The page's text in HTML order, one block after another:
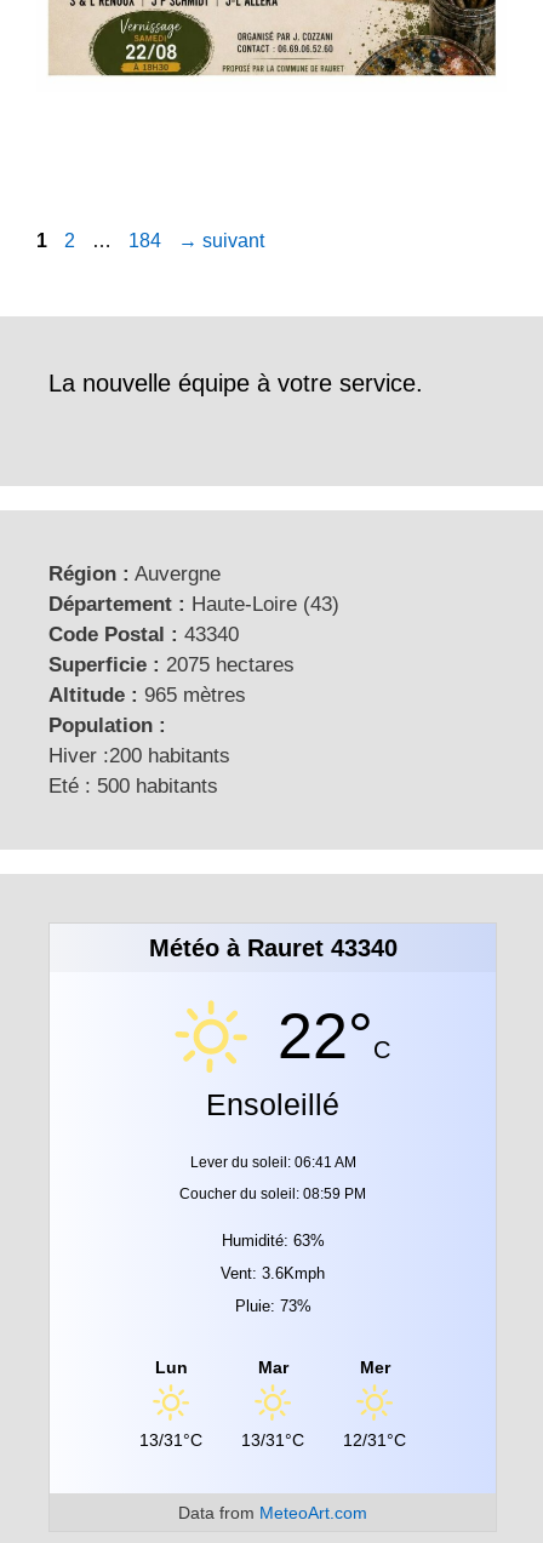
Page
1 Page
2 … Page
184 → suivant
La nouvelle équipe à votre service.
Région : Auvergne
Département : Haute-Loire (43)
Code Postal : 43340
Superficie : 2075 hectares
Altitude : 965 mètres
Population :
Hiver :200 habitants
Eté : 500 habitants
Météo à Rauret 43340
22°C
Ensoleillé
Lever du soleil: 06:41 AM
Coucher du soleil: 08:59 PM
Humidité: 63%
Vent: 3.6Kmph
Pluie: 73%
Lun
13/31°C
Mar
13/31°C
Mer
12/31°C
Data from MeteoArt.com